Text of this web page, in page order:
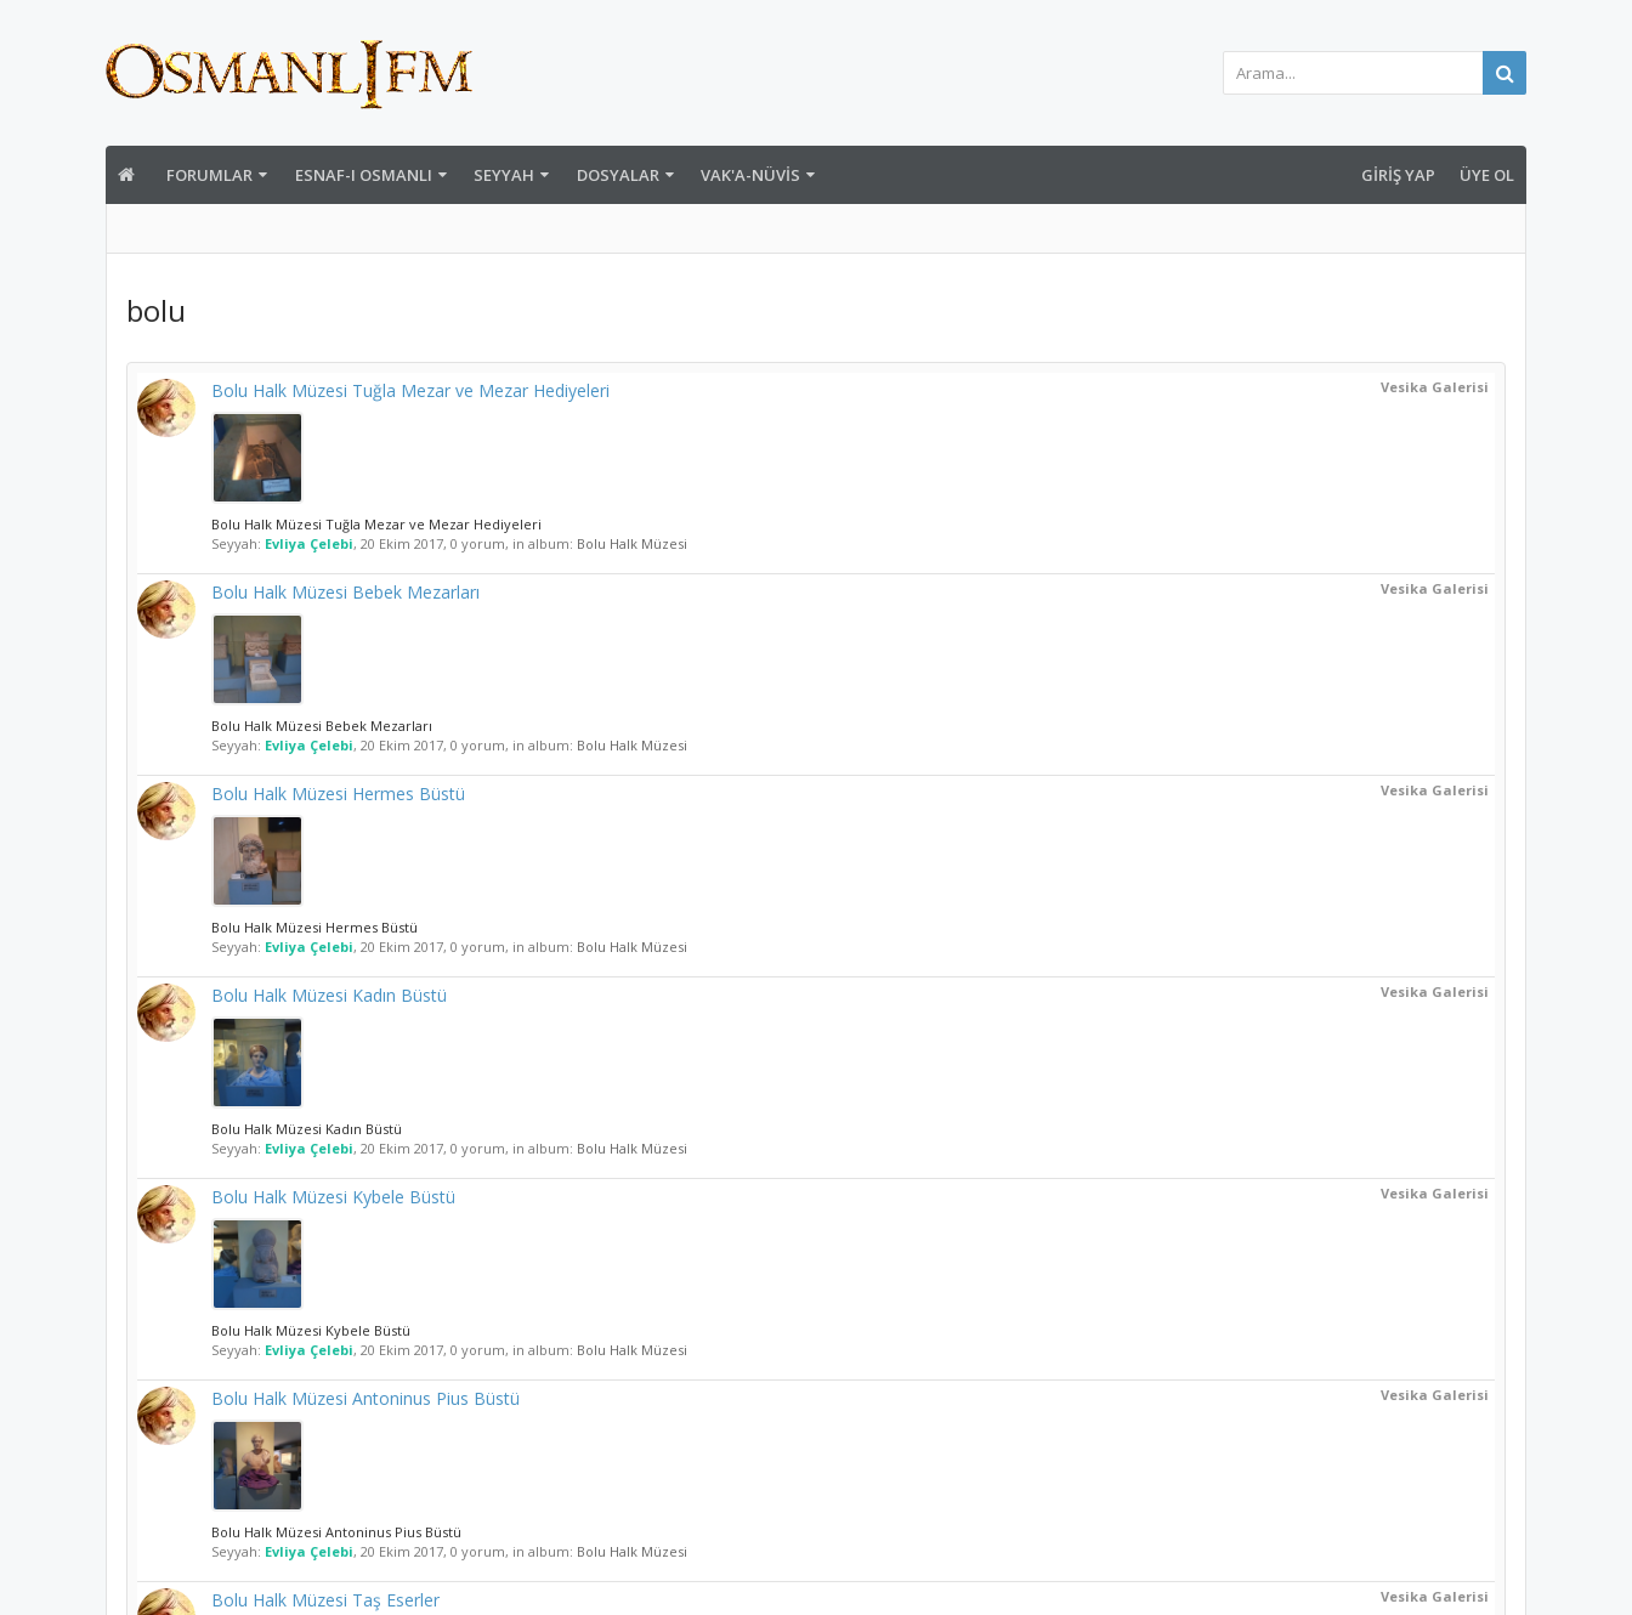
FORUMLAR ESNAF-I OSMANLI SEYYAH DOSYALAR VAK'A-NÜVIS GIRIŞ YAP ÜYE OL
bolu
Vesika Galerisi
Bolu Halk Müzesi Tuğla Mezar ve Mezar Hediyeleri
Bolu Halk Müzesi Tuğla Mezar ve Mezar Hediyeleri
Seyyah: Evliya Çelebi, 20 Ekim 2017, 0 yorum, in album: Bolu Halk Müzesi
Vesika Galerisi
Bolu Halk Müzesi Bebek Mezarları
Bolu Halk Müzesi Bebek Mezarları
Seyyah: Evliya Çelebi, 20 Ekim 2017, 0 yorum, in album: Bolu Halk Müzesi
Vesika Galerisi
Bolu Halk Müzesi Hermes Büstü
Bolu Halk Müzesi Hermes Büstü
Seyyah: Evliya Çelebi, 20 Ekim 2017, 0 yorum, in album: Bolu Halk Müzesi
Vesika Galerisi
Bolu Halk Müzesi Kadın Büstü
Bolu Halk Müzesi Kadın Büstü
Seyyah: Evliya Çelebi, 20 Ekim 2017, 0 yorum, in album: Bolu Halk Müzesi
Vesika Galerisi
Bolu Halk Müzesi Kybele Büstü
Bolu Halk Müzesi Kybele Büstü
Seyyah: Evliya Çelebi, 20 Ekim 2017, 0 yorum, in album: Bolu Halk Müzesi
Vesika Galerisi
Bolu Halk Müzesi Antoninus Pius Büstü
Bolu Halk Müzesi Antoninus Pius Büstü
Seyyah: Evliya Çelebi, 20 Ekim 2017, 0 yorum, in album: Bolu Halk Müzesi
Vesika Galerisi
Bolu Halk Müzesi Taş Eserler